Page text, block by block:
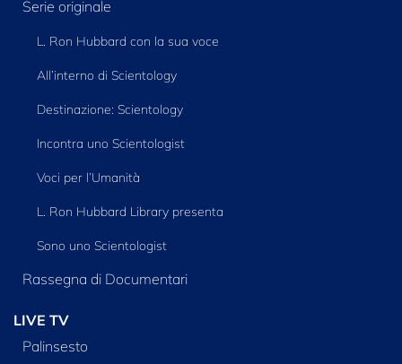
Serie originale
L. Ron Hubbard con la sua voce
All’interno di Scientology
Destinazione: Scientology
Incontra uno Scientologist
Voci per l’Umanità
L. Ron Hubbard Library presenta
Sono uno Scientologist
Rassegna di Documentari
LIVE TV
Palinsesto